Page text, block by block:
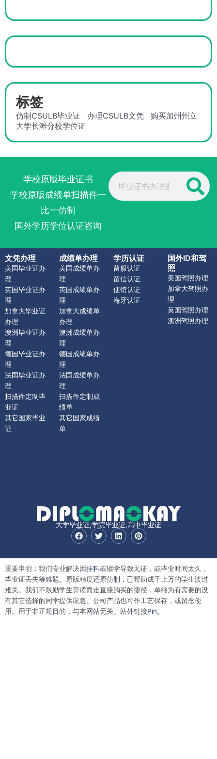
标签
仿制CSULB毕业证 办理CSULB文凭
购买加州州立
大学长滩分校学位证
学校原版毕业证书
学校原版成绩单扫描件一
比一仿制
国外学历学位认证咨询
Search
文凭办理
美国毕业证办
理
英国毕业证办
理
加拿大毕业证
办理
澳洲毕业证办
理
德国毕业证办
理
法国毕业证办
理
扫描件定制毕
业证
其它国家毕业
证
成绩单办理
美国成绩单办
理
英国成绩单办
理
加拿大成绩单
办理
澳洲成绩单办
理
德国成绩单办
理
法国成绩单办
理
扫描件定制成
绩单
其它国家成绩
单
学历认证
留服认证
留信认证
使馆认证
海牙认证
国外ID和驾
照
美国驾照办理
加拿大驾照办
理
英国驾照办理
澳洲驾照办理
大学毕业证,学院毕业证,高中毕业证
F
a
o
o
k
T
w
t
e
r
L
i
d
i
n
P
i
r
e
s
t
重要申明：我们专业解决因挂科或辍学导致无证，或毕业时间太久，
毕业证丢失等难题。原版精度还原仿制，已帮助成千上万的学生渡过
难关。我们不鼓励学生弃读而走直接购买的捷径，单纯为有需要的没
有其它选择的同学提供应急。公司产品也可作工艺保存，或留念使
用。用于非正规目的，与本网站无关。站外链接Pin。